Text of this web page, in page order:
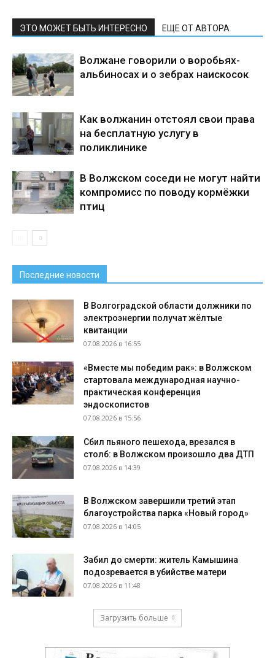
ЭТО МОЖЕТ БЫТЬ ИНТЕРЕСНО ЕЩЕ ОТ АВТОРА
Волжане говорили о воробьях-
альбиносах и о зебрах наискосок
Как волжанин отстоял свои права
на бесплатную услугу в
поликлинике
В Волжском соседи не могут найти
компромисс по поводу кормёжки
птиц
Последние новости
В Волгоградской области должники по
электроэнергии получат жёлтые
квитанции
07.08.2026 в 16:55
«Вместе мы победим рак»: в Волжском
стартовала международная научно-
практическая конференция
эндоскопистов
07.08.2026 в 15:56
Сбил пьяного пешехода, врезался в
столб: в Волжском произошло два ДТП
07.08.2026 в 14:39
В Волжском завершили третий этап
благоустройства парка «Новый город»
07.08.2026 в 14:05
Забил до смерти: житель Камышина
подозревается в убийстве матери
07.08.2026 в 11:48
Загрузить больше